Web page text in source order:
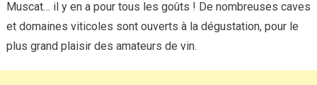
Muscat… il y en a pour tous les goûts ! De nombreuses caves
et domaines viticoles sont ouverts à la dégustation, pour le
plus grand plaisir des amateurs de vin.